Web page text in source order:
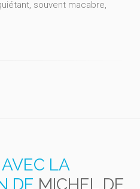
souvent macabre,
AVEC LA
DE MICHEL DE